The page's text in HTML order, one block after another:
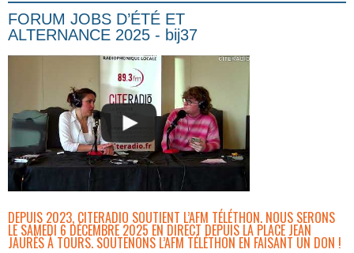
FORUM JOBS D’ÉTÉ ET
ALTERNANCE 2025 - bij37
DEPUIS 2023, CITERADIO SOUTIENT L’AFM TÉLÉTHON. NOUS SERONS
LE SAMEDI 6 DÉCEMBRE 2025 EN DIRECT DEPUIS LA PLACE JEAN
JAURÈS À TOURS. SOUTENONS L’AFM TÉLÉTHON EN FAISANT UN DON !